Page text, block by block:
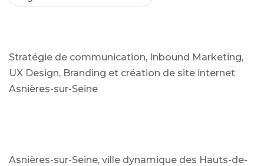
Stratégie de communication, Inbound Marketing,
UX Design, Branding et création de site internet
Asnières-sur-Seine
Asnières-sur-Seine, ville dynamique des Hauts-de-